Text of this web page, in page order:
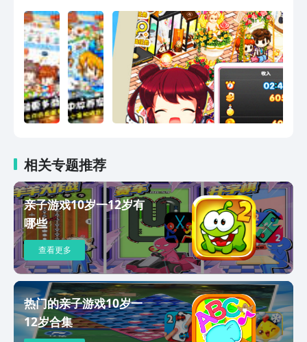
场基本玩法：签约新商品，选择配送员配
送商品，上架出售或强化商品后，销量大
增。另有
相关专题推荐
亲子游戏10岁一12岁有
哪些
查看更多
热门的亲子游戏10岁一
12岁合集